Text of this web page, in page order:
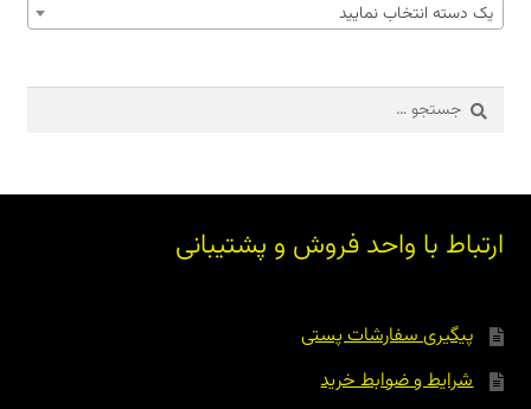
یک دسته انتخاب نمایید
جستجو
برای:
ارتباط با واحد فروش و پشتیبانی
پیگیری سفارشات پستی
شرایط و ضوابط خرید